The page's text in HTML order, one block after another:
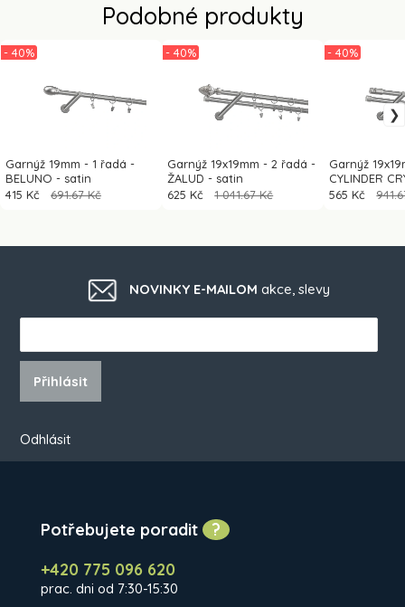
Podobné produkty
Garnýž 19mm - 1 řadá -
BELUNO - satin
- 40%
415 Kč 691.67 Kč
Garnýž 19x19mm - 2 řadá -
ŽALUD - satin
- 40%
625 Kč 1 041.67 Kč
Garnýž
CYLINDER
- 40%
565 Kč
NOVINKY E-MAILOM akce, slevy
Přihlásit
Odhlásit
Potřebujete poradit ?
+420 775 096 620
prac. dni od 7:30-15:30